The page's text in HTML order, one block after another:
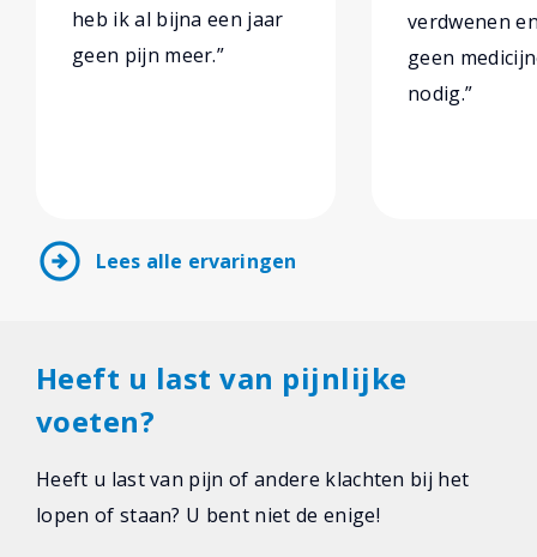
heb ik al bijna een jaar
geen pijn meer.”
verdwenen
geen
nodig.”
arrow_circle_right Lees alle ervaringen
Heeft u last van pijnlijke
voeten?
Heeft u last van pijn of andere klachten bij het
lopen of staan? U bent niet de enige!